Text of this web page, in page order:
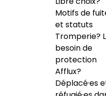
Motifs de
et statuts
Tromperie?
besoin de
protection
Afflux?
Déplacé·es